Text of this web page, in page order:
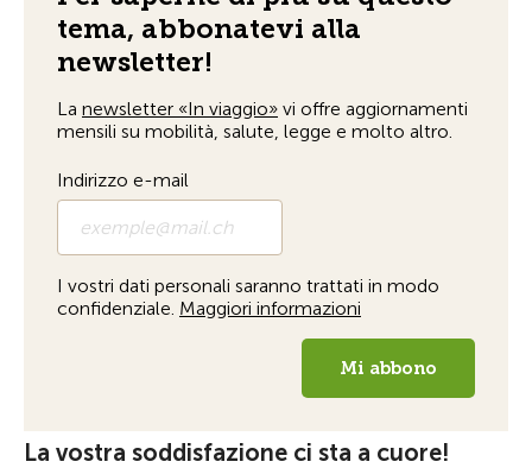
La vostra soddisfazione ci sta a cuore!